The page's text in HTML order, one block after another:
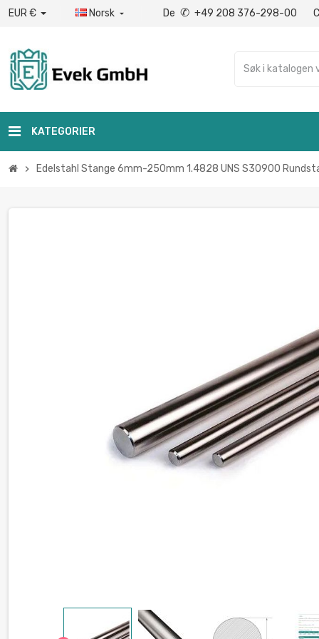
EUR € Norsk  De ✆ +49 208 376-298-00
KATEGORIER
chevron_right Edelstahl Stange 6mm-250mm 1.4828 UNS S30900